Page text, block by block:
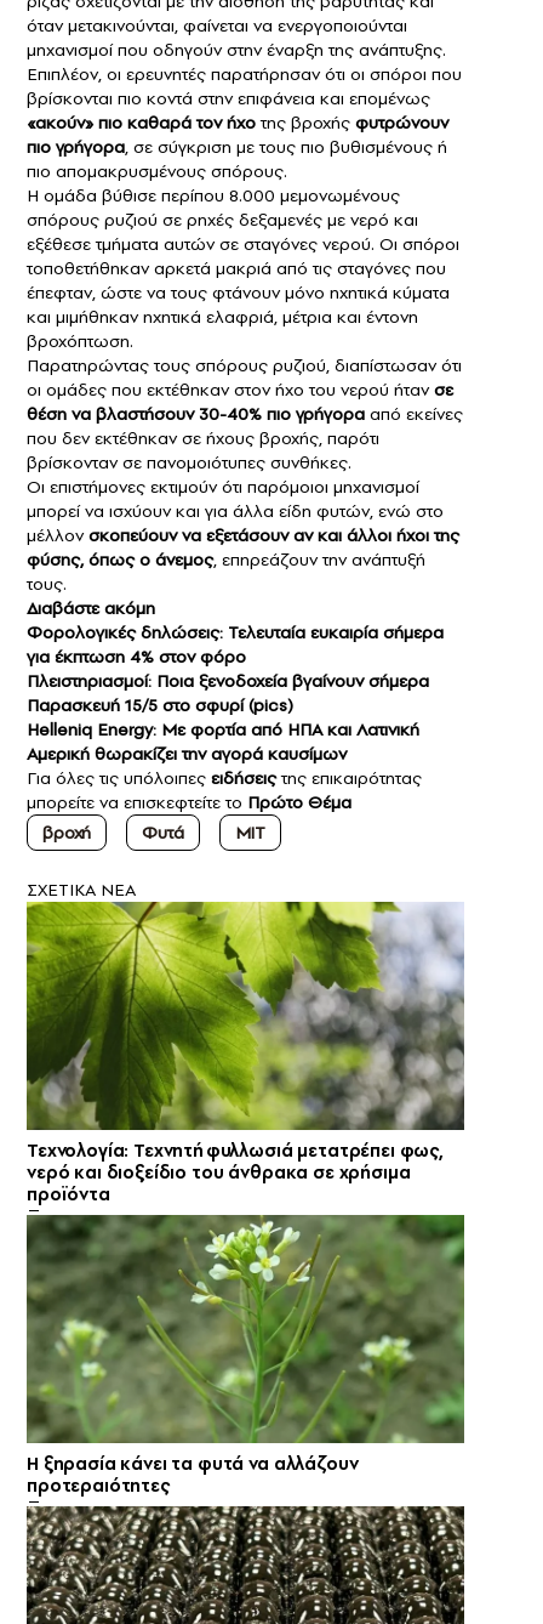
όταν μετακινούνται, φαίνεται να ενεργοποιούνται
μηχανισμοί που οδηγούν στην έναρξη της ανάπτυξης.
Επιπλέον, οι ερευνητές παρατήρησαν ότι οι σπόροι που
βρίσκονται πιο κοντά στην επιφάνεια και επομένως
«ακούν» πιο καθαρά τον ήχοτης βροχής φυτρώνουν
πιο γρήγορα, σε σύγκριση με τους πιο βυθισμένους ή
πιο απομακρυσμένους σπόρους.
Η ομάδα βύθισε περίπου 8.000 μεμονωμένους
σπόρους ρυζιού σε ρηχές δεξαμενές με νερό και
εξέθεσε τμήματα αυτών σε σταγόνες νερού. Οι σπόροι
τοποθετήθηκαν αρκετά μακριά από τις σταγόνες που
έπεφταν, ώστε να τους φτάνουν μόνο ηχητικά κύματα
και μιμήθηκαν ηχητικά ελαφριά, μέτρια και έντονη
βροχόπτωση.
Παρατηρώντας τους σπόρους ρυζιού, διαπίστωσαν ότι
οι ομάδες που εκτέθηκαν στον ήχο του νερού ήτανσε
θέση να βλαστήσουν 30-40% πιο γρήγορα από εκείνες
που δεν εκτέθηκαν σε ήχους βροχής, παρότι
βρίσκονταν σε πανομοιότυπες συνθήκες.
Οι επιστήμονες εκτιμούν ότι παρόμοιοι μηχανισμοί
μπορεί να ισχύουν και για άλλα είδη φυτών, ενώ στο
μέλλονσκοπεύουν να εξετάσουν αν και άλλοι ήχοι της
φύσης, όπως ο άνεμος, επηρεάζουν την ανάπτυξή
τους.
Διαβάστε ακόμη
Φορολογικές δηλώσεις: Τελευταία ευκαιρία σήμερα
για έκπτωση 4% στον φόρο
Πλειστηριασμοί: Ποια ξενοδοχεία βγαίνουν σήμερα
Παρασκευή 15/5 στο σφυρί (pics)
Helleniq Energy: Με φορτία από ΗΠΑ και Λατινική
Αμερική θωρακίζει την αγορά καυσίμων
Για όλες τις υπόλοιπες ειδήσειςτης επικαιρότητας
μπορείτε να επισκεφτείτε το Πρώτο Θέμα
βροχή
Φυτά ΜΙΤ
ΣXETIKA NEA
Τεχνολογία: Τεχνητή φυλλωσιά μετατρέπει φως,
νερό και διοξείδιο του άνθρακα σε χρήσιμα
προϊόντα
Η ξηρασία κάνει τα φυτά να αλλάζουν
προτεραιότητες